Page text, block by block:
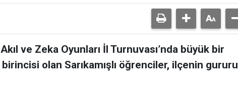
ve Zeka Oyunları İl Turnuvası’nda büyük bir
olan Sarıkamışlı öğrenciler, ilçenin gururu